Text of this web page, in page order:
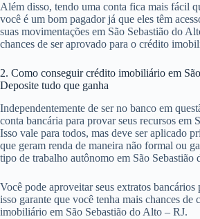
Além disso, tendo uma conta fica mais fácil
você é um bom pagador já que eles têm
suas movimentações em São Sebastião do
chances de ser aprovado para o crédito
2. Como conseguir crédito imobiliário em
Deposite tudo que ganha
Independentemente de ser no banco em
conta bancária para provar seus recursos em
Isso vale para todos, mas deve ser aplicado
que geram renda de maneira não formal ou
tipo de trabalho autônomo em São Sebastião
Você pode aproveitar seus extratos bancários
isso garante que você tenha mais chances de
imobiliário em São Sebastião do Alto – RJ.